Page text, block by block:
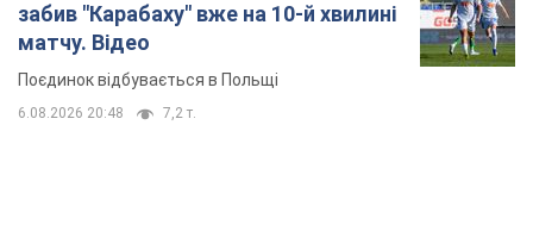
забив "Карабаху" вже на 10-й хвилині
матчу. Відео
Поєдинок відбувається в Польщі
6.08.2026 20:48 7,2 т.